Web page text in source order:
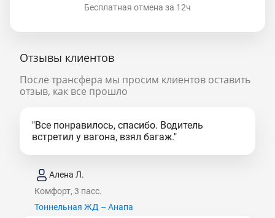
Бесплатная отмена за 12ч
Отзывы клиентов
После трансфера мы просим клиентов оставить
отзыв, как все прошло
"Все понравилось, спасибо. Водитель
встретил у вагона, взял багаж."
Алена Л.
Комфорт, 3 пасс.
Тоннельная ЖД – Анапа